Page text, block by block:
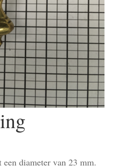
diameter van 23 mm.